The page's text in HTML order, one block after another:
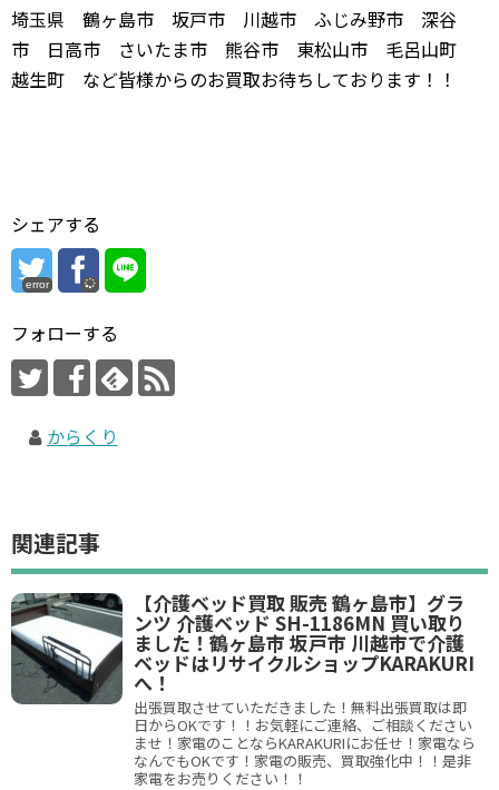
埼玉県 鶴ヶ島市 坂戸市 川越市 ふじみ野市 深谷
市 日高市 さいたま市 熊谷市 東松山市 毛呂山町
越生町 など皆様からのお買取お待ちしております！！
シェアする
error
フォローする
からくり
関連記事
【介護ベッド買取 販売 鶴ヶ島市】グラ
ンツ 介護ベッド SH-1186MN 買い取り
ました！鶴ヶ島市 坂戸市 川越市で介護
ベッドはリサイクルショップKARAKURI
へ！
出張買取させていただきました！無料出張買取は即
日からOKです！！お気軽にご連絡、ご相談ください
ませ！家電のことならKARAKURIにお任せ！家電なら
なんでもOKです！家電の販売、買取強化中！！是非
家電をお売りください！！